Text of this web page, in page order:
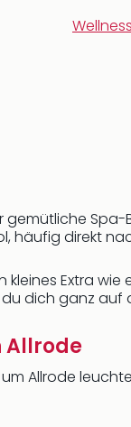
häufig direkt
Extra
dich ganz auf
Allrode
Allrode